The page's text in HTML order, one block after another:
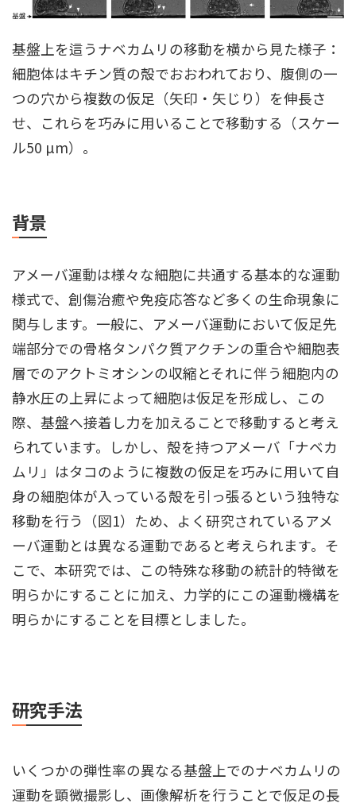
基盤上を這うナベカムリの移動を横から見た様子：
細胞体はキチン質の殻でおおわれており、腹側の一
つの穴から複数の仮足（矢印・矢じり）を伸長さ
せ、これらを巧みに用いることで移動する（スケー
ル50 µm）。
背景
アメーバ運動は様々な細胞に共通する基本的な運動
様式で、創傷治癒や免疫応答など多くの生命現象に
関与します。一般に、アメーバ運動において仮足先
端部分での骨格タンパク質アクチンの重合や細胞表
層でのアクトミオシンの収縮とそれに伴う細胞内の
静水圧の上昇によって細胞は仮足を形成し、この
際、基盤へ接着し力を加えることで移動すると考え
られています。しかし、殻を持つアメーバ「ナベカ
ムリ」はタコのように複数の仮足を巧みに用いて自
身の細胞体が入っている殻を引っ張るという独特な
移動を行う（図1）ため、よく研究されているアメ
ーバ運動とは異なる運動であると考えられます。そ
こで、本研究では、この特殊な移動の統計的特徴を
明らかにすることに加え、力学的にこの運動機構を
明らかにすることを目標としました。
研究手法
いくつかの弾性率の異なる基盤上でのナベカムリの
運動を顕微撮影し、画像解析を行うことで仮足の長